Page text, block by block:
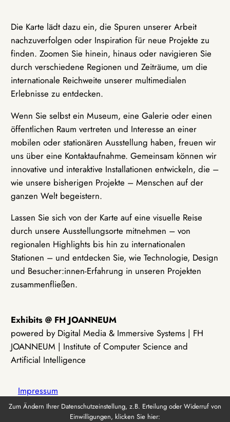
Die Karte lädt dazu ein, die Spuren unserer Arbeit
nachzuverfolgen oder Inspiration für neue Projekte zu
finden. Zoomen Sie hinein, hinaus oder navigieren Sie
durch verschiedene Regionen und Zeiträume, um die
internationale Reichweite unserer multimedialen
Erlebnisse zu entdecken.
Wenn Sie selbst ein Museum, eine Galerie oder einen
öffentlichen Raum vertreten und Interesse an einer
mobilen oder stationären Ausstellung haben, freuen wir
uns über eine Kontaktaufnahme. Gemeinsam können wir
innovative und interaktive Installationen entwickeln, die –
wie unsere bisherigen Projekte – Menschen auf der
ganzen Welt begeistern.
Lassen Sie sich von der Karte auf eine visuelle Reise
durch unsere Ausstellungsorte mitnehmen – von
regionalen Highlights bis hin zu internationalen
Stationen – und entdecken Sie, wie Technologie, Design
und Besucher:innen-Erfahrung in unseren Projekten
zusammenfließen.
Exhibits @ FH JOANNEUM
powered by Digital Media & Immersive Systems | FH
JOANNEUM | Institute of Computer Science and
Artificial Intelligence
Impressum
Zum Ändern Ihrer Datenschutzeinstellung, z.B. Erteilung oder Widerruf von
Einwilligungen, klicken Sie hier: